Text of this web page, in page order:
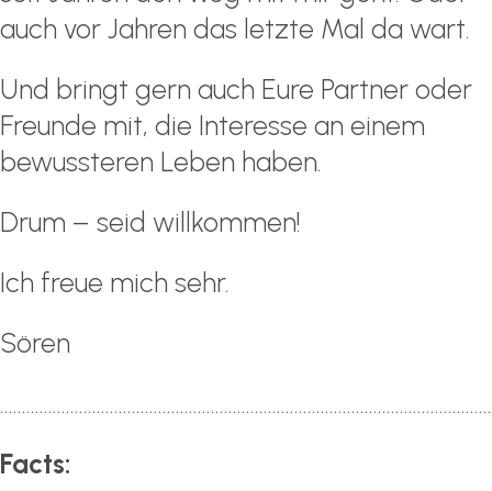
auch vor Jahren das letzte Mal da wart.
Und bringt gern auch Eure Partner oder
Freunde mit, die Interesse an einem
bewussteren Leben haben.
Drum – seid willkommen!
Ich freue mich sehr.
Sören
Facts: